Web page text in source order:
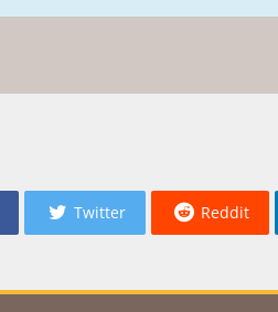
Twitter Reddit